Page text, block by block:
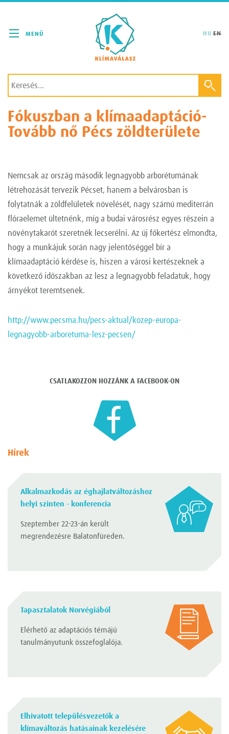
HU EN
Fókuszban a klímaadaptáció-
Tovább nő Pécs zöldterülete
Nemcsak az ország második legnagyobb arborétumának
létrehozását tervezik Pécset, hanem a belvárosban is
folytatnák a zöldfelületek növelését, nagy számú mediterrán
flóraelemet ültetnénk, míg a budai városrész egyes részein a
növénytakarót szeretnék lecserélni. Az új főkertész elmondta,
hogy a munkájuk során nagy jelentőséggel bír a
klímaadaptáció kérdése is, hiszen a városi kertészeknek a
következő időszakban az lesz a legnagyobb feladatuk, hogy
árnyékot teremtsenek.
http://www.pecsma.hu/pecs-aktual/kozep-europa-
legnagyobb-arboretuma-lesz-pecsen/
CSATLAKOZZON HOZZÁNK A FACEBOOK-ON
Hírek
Alkalmazkodás az éghajlatváltozáshoz
helyi szinten - konferencia
Szeptember 22-23-án került
megrendezésre Balatonfüreden.
Tapasztalatok Norvégiából
Elérhető az adaptációs témájú
tanulmányutunk összefoglalója.
Elhivatott településvezetők a
klímaváltozás hatásainak kezelésére